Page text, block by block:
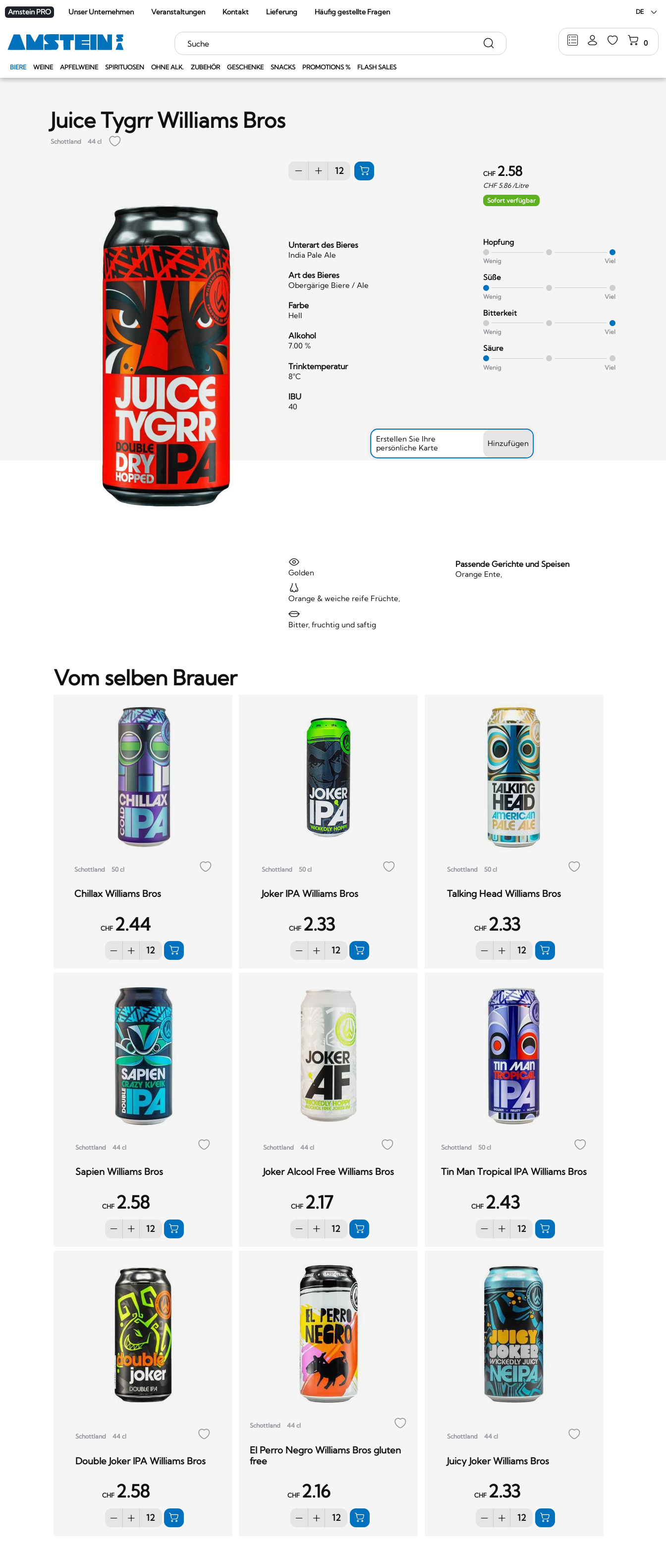
Amstein PRO Unser Unternehmen Veranstaltungen Kontakt Lieferung Häufig gestellte Fragen DE
BIERE WEINE APFELWEINE SPIRITUOSEN OHNE ALK. ZUBEHÖR GESCHENKE SNACKS PROMOTIONS % FLASH SALES
0
Stichwörter Suche
Juice Tygrr Williams Bros
Schottland 44 cl
CHF 2.58
CHF5.86/Litre
Sofort verfügbar
Unterart des Bieres
India Pale Ale
Art des Bieres
Obergärige Biere / Ale
Farbe
Hell
Alkohol
7.00 %
Trinktemperatur
8°C
IBU
40
Hopfung
Wenig Viel
Süße
Wenig Viel
Bitterkeit
Wenig Viel
Säure
Wenig Viel
Erstellen Sie Ihre
persönliche Karte
Hinzufügen
Golden
Orange & weiche reife Früchte,
Bitter, fruchtig und saftig
Passende Gerichte und Speisen
Orange Ente,
Vom selben Brauer
Schottland 50 cl
Chillax Williams Bros
CHF 2.44
Schottland 50 cl
Joker IPA Williams Bros
CHF 2.33
Schottland 50 cl
Talking Head Williams Bros
CHF 2.33
Schottland 44 cl
Sapien Williams Bros
CHF 2.58
Schottland 44 cl
Joker Alcool Free Williams Bros
CHF 2.17
Schottland 50 cl
Tin Man Tropical IPA Williams Bros
CHF 2.43
Schottland 44 cl
Double Joker IPA Williams Bros
CHF 2.58
Schottland 44 cl
El Perro Negro Williams Bros gluten
free
CHF 2.16
Schottland 44 cl
Juicy Joker Williams Bros
CHF 2.33